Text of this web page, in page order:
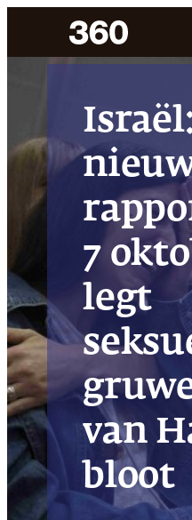
7
legt
van
bloot